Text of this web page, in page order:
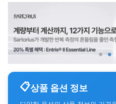
상품 옵션 정보